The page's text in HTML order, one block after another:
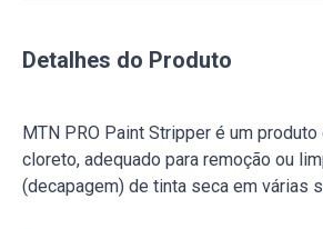
Detalhes do Produto
MTN PRO Paint Stripper é um
cloreto, adequado para remoção ou
(decapagem) de tinta seca em várias